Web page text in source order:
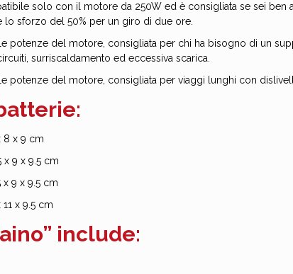
solo con il motore da 250W ed è consigliata se sei
lo sforzo del 50% per un giro di due ore.
potenze del motore, consigliata per chi ha bisogno di un
surriscaldamento ed eccessiva scarica.
potenze del motore, consigliata per viaggi lunghi con
8 x 9 cm
x 9 x 9.5 cm
x 9 x 9.5 cm
11 x 9.5 cm
include: